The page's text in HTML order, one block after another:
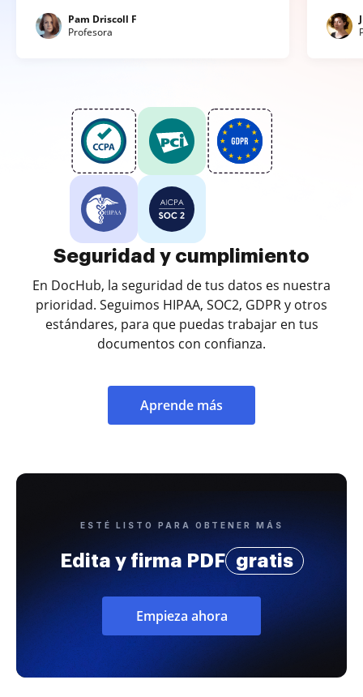
Pam Driscoll F
Profesora
Seguridad y cumplimiento
En DocHub, la seguridad de tus datos es nuestra
prioridad. Seguimos HIPAA, SOC2, GDPR y otros
estándares, para que puedas trabajar en tus
documentos con confianza.
Aprende más
ESTÉ LISTO PARA OBTENER MÁS
Edita y firma PDF gratis
Empieza ahora